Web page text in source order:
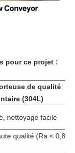
pour ce projet :
de qualité
(304L)
nettoyage facile
qualité (Ra < 0,8